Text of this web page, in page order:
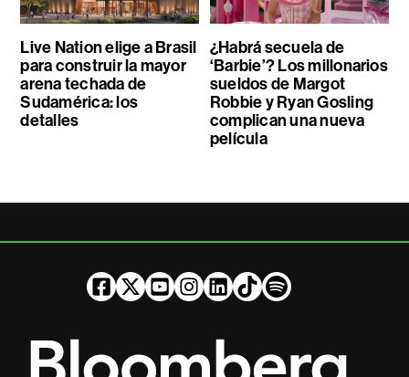
Live Nation elige a Brasil
para construir la mayor
arena techada de
Sudamérica: los
detalles
¿Habrá secuela de
‘Barbie’? Los millonarios
sueldos de Margot
Robbie y Ryan Gosling
complican una nueva
película